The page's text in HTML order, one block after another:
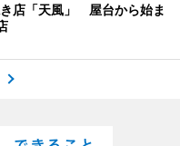
店「天風」 屋台から始ま